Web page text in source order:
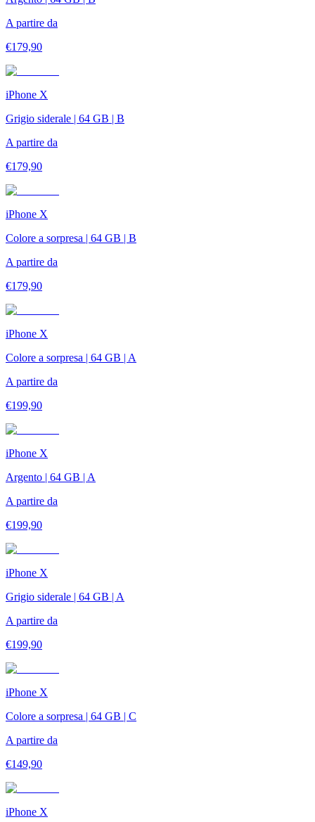
A partire da
€179,90
iPhone X
Grigio siderale | 64 GB | B
A partire da
€179,90
iPhone X
Colore a sorpresa | 64 GB | B
A partire da
€179,90
iPhone X
Colore a sorpresa | 64 GB | A
A partire da
€199,90
iPhone X
Argento | 64 GB | A
A partire da
€199,90
iPhone X
Grigio siderale | 64 GB | A
A partire da
€199,90
iPhone X
Colore a sorpresa | 64 GB | C
A partire da
€149,90
iPhone X